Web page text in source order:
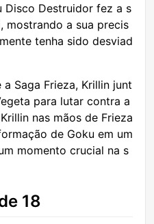
Disco Destruidor fez a s
mostrando a sua precis
tenha sido desviad
a Saga Frieza, Krillin junt
para lutar contra a
nas mãos de Frieza
de Goku em um
momento crucial na s
18